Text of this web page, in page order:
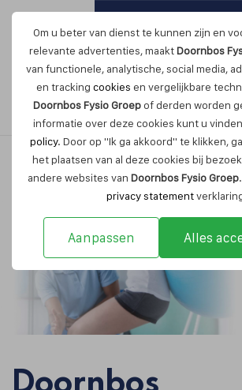
Om u beter van dienst te kunnen zijn en
relevante advertenties, maaktDoornbos
van functionele, analytische, social media,
en tracking cookies en vergelijkbare
Doornbos Fysio Groepof derden worden
informatie over deze cookies kunt u
policy. Door op "Ik ga akkoord" te klikken,
het plaatsen van al deze cookies bij
andere websites van Doornbos Fysio Groep
privacy statement
Aanpassen Alles
Maak nu een
Doornbos